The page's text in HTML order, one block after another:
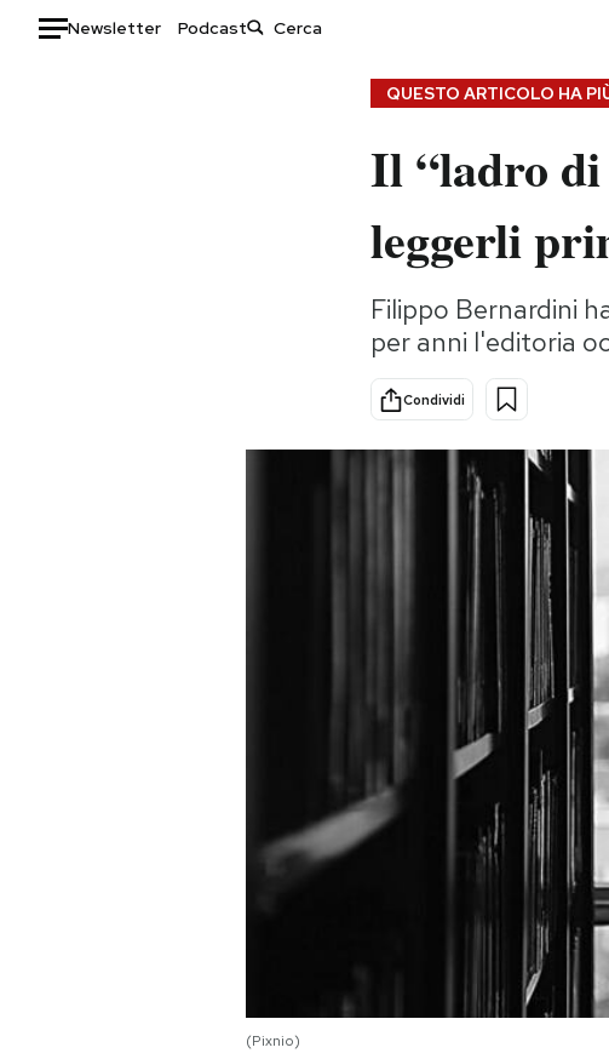
Newsletter Podcast
Storie/Idee
Ok Boomer!
Altrecose
QUESTO ARTICOLO HA
Il “ladro di
leggerli
Filippo Bernardini
per anni l'editoria
Condividi
(Pixnio)